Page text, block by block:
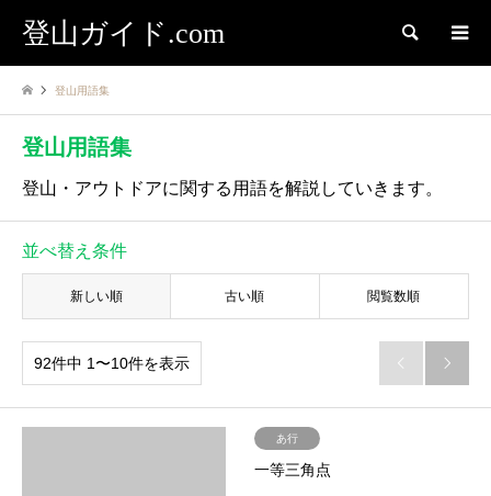
登山ガイド.com 検索
登山用語集
登山用語集
登山・アウトドアに関する用語を解説していきます。
並べ替え条件
新しい順 古い順 閲覧数順
92件中 1〜10件を表示  
あ行
一等三角点